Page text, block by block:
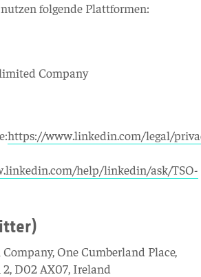
folgende Plattformen:
Company
https://www.linkedin.com/legal/
help/linkedin/ask/TSO-
One Cumberland Place,
D02 AX07, Ireland